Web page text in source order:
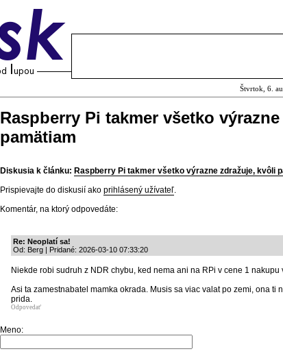
Štvrtok, 6.
Raspberry Pi takmer všetko
pamätiam
Diskusia k článku: Raspberry Pi takmer všetko výrazne zdražuje, kvôli
Prispievajte do diskusií ako prihlásený užívateľ.
Komentár, na ktorý odpovedáte:
Re: Neoplatí sa!
Od: Berg | Pridané: 2026-03-10 07:33:20
Niekde robi sudruh z NDR chybu, ked nema ani na RPi v cene 1 nakupu
Asi ta zamestnabatel mamka okrada. Musis sa viac valat po zemi, ona ti
prida.
Odpovedať
Meno: